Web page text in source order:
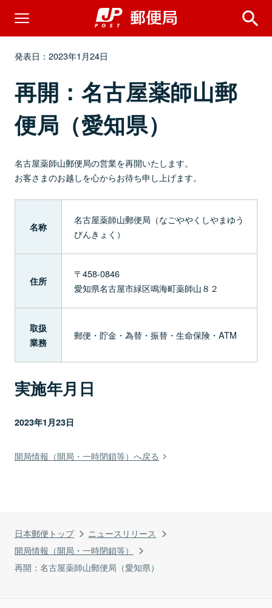
日本郵便トップ
ニュースリリース
開局情報（開局・一時閉鎖等）
再開：名古屋薬師山郵便局（愛知県）
発表日：2023年1月24日
再開：名古屋薬師山郵
便局（愛知県）
名古屋薬師山郵便局の営業を再開いたします。
お客さまのお越しを心からお待ち申し上げます。
名称
名古屋薬師山郵便局（なごややくしやまゆう
びんきょく）
住所
〒458-0846
愛知県名古屋市緑区鳴海町薬師山８２
取扱
業務
郵便・貯金・為替・振替・生命保険・ATM
実施年月日
2023年1月23日
開局情報（開局・一時閉鎖等）へ戻る